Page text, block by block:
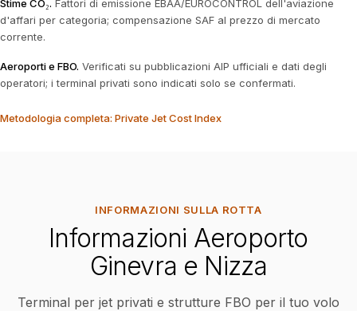
Stime CO₂. Fattori di emissione EBAA/EUROCONTROL dell'aviazione
d'affari per categoria; compensazione SAF al prezzo di mercato
corrente.
Aeroporti e FBO. Verificati su pubblicazioni AIP ufficiali e dati degli
operatori; i terminal privati sono indicati solo se confermati.
Metodologia completa: Private Jet Cost Index
INFORMAZIONI SULLA ROTTA
Informazioni Aeroporto
Ginevra e Nizza
Terminal per jet privati e strutture FBO per il tuo volo